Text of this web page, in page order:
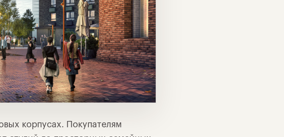
корпусах. Покупателям